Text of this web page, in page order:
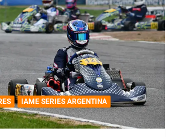
IAME SERIES ARGENTINA